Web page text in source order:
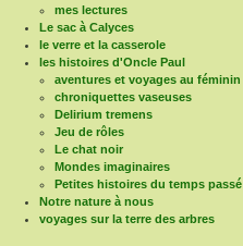
mes lectures
Le sac à Calyces
le verre et la casserole
les histoires d'Oncle Paul
aventures et voyages au féminin
chroniquettes vaseuses
Delirium tremens
Jeu de rôles
Le chat noir
Mondes imaginaires
Petites histoires du temps passé
Notre nature à nous
voyages sur la terre des arbres